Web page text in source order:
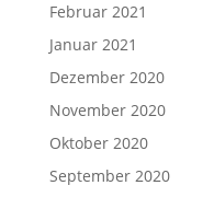
Februar 2021
Januar 2021
Dezember 2020
November 2020
Oktober 2020
September 2020